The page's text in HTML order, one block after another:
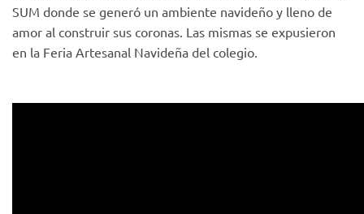
SUM donde se generó un ambiente navideño y lleno de
amor al construir sus coronas. Las mismas se expusieron
en la Feria Artesanal Navideña del colegio.